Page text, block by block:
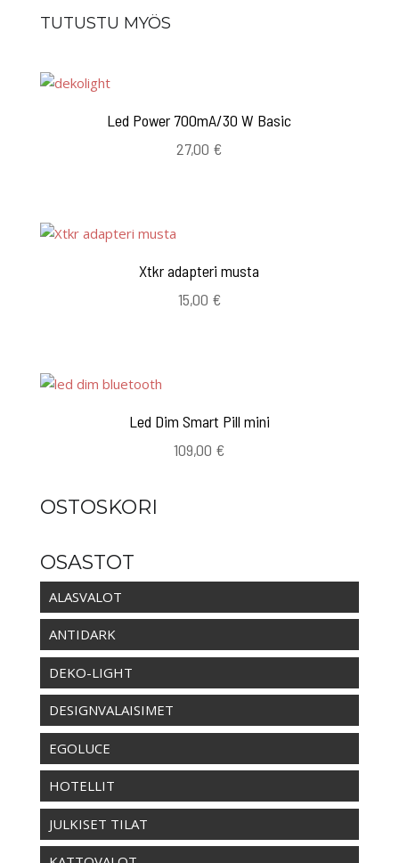
TUTUSTU MYÖS
Led Power 700mA/30 W Basic
27,00 €
Xtkr adapteri musta
15,00 €
Led Dim Smart Pill mini
109,00 €
OSTOSKORI
OSASTOT
ALASVALOT
ANTIDARK
DEKO-LIGHT
DESIGNVALAISIMET
EGOLUCE
HOTELLIT
JULKISET TILAT